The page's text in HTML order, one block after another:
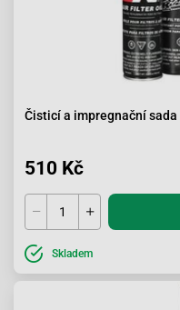
Čisticí a impregnační
510 Kč
Skladem